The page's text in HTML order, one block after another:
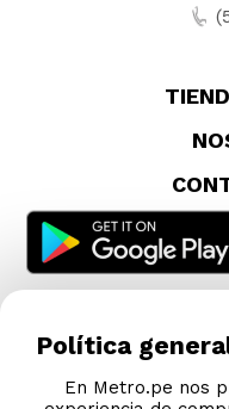
Política
En Metro.pe nos